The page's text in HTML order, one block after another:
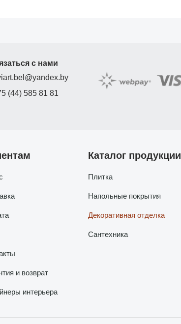
с нами
(44) 585 81 81
и возврат
интерьера
Каталог продукции
Плитка
Напольные покрытия
Декоративная отделка
Сантехника